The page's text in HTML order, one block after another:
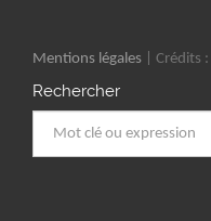
Mentions légales | Crédits :
Rechercher